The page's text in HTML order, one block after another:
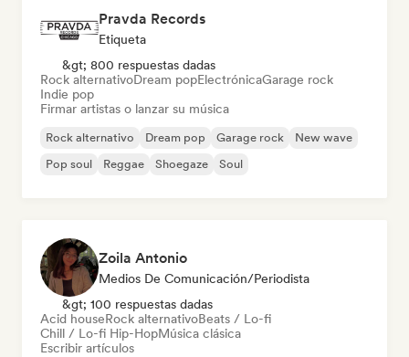
Pravda Records
Etiqueta
&gt; 800 respuestas dadas
Rock alternativoDream popElectrónicaGarage rock
Indie pop
Firmar artistas o lanzar su música
Rock alternativo Dream pop Garage rock
New wave
Pop soul
Reggae Shoegaze Soul
Zoila Antonio
Medios De Comunicación/Periodista
&gt; 100 respuestas dadas
Acid houseRock alternativoBeats / Lo-fi
Chill / Lo-fi Hip-HopMúsica clásica
Escribir artículos